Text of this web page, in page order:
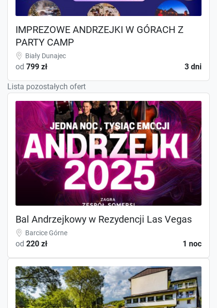
IMPREZOWE ANDRZEJKI W GÓRACH Z
PARTY CAMP
Biały Dunajec
od 799 zł 3 dni
Lista pozostałych ofert
Bal Andrzejkowy w Rezydencji Las Vegas
Barcice Górne
od 220 zł 1 noc